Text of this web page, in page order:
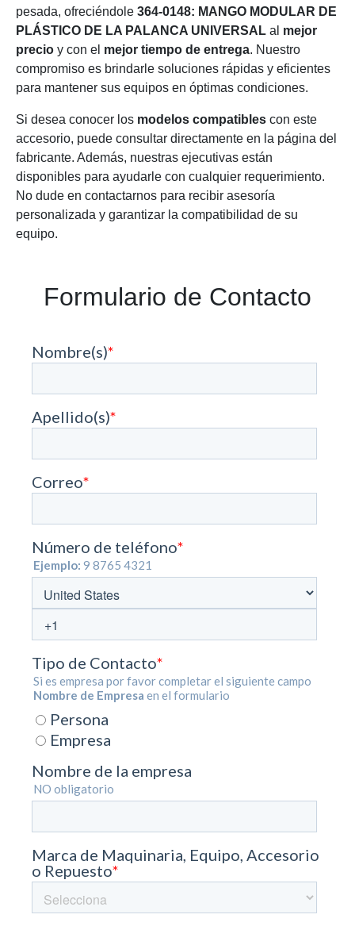
pesada, ofreciéndole 364-0148: MANGO MODULAR DE
PLÁSTICO DE LA PALANCA UNIVERSAL al mejor
precio y con el mejor tiempo de entrega. Nuestro
compromiso es brindarle soluciones rápidas y eficientes
para mantener sus equipos en óptimas condiciones.
Si desea conocer los modelos compatibles con este
accesorio, puede consultar directamente en la página del
fabricante. Además, nuestras ejecutivas están
disponibles para ayudarle con cualquier requerimiento.
No dude en contactarnos para recibir asesoría
personalizada y garantizar la compatibilidad de su
equipo.
Formulario de Contacto